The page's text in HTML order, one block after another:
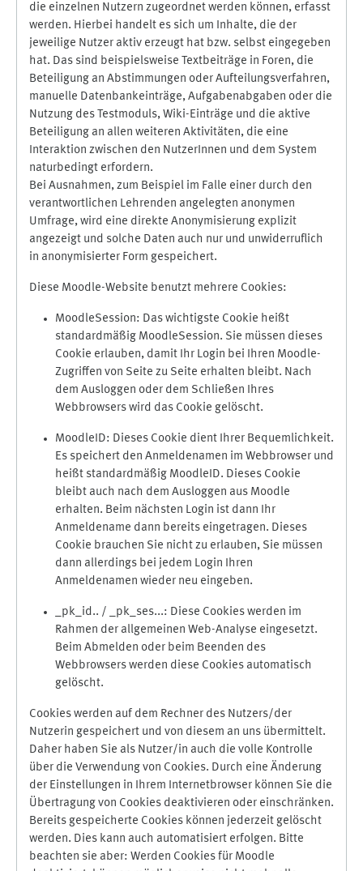
die einzelnen Nutzern zugeordnet werden können, erfasst
werden. Hierbei handelt es sich um Inhalte, die der
jeweilige Nutzer aktiv erzeugt hat bzw. selbst eingegeben
hat. Das sind beispielsweise Textbeiträge in Foren, die
Beteiligung an Abstimmungen oder Aufteilungsverfahren,
manuelle Datenbankeinträge, Aufgabenabgaben oder die
Nutzung des Testmoduls, Wiki-Einträge und die aktive
Beteiligung an allen weiteren Aktivitäten, die eine
Interaktion zwischen den NutzerInnen und dem System
naturbedingt erfordern.
Bei Ausnahmen, zum Beispiel im Falle einer durch den
verantwortlichen Lehrenden angelegten anonymen
Umfrage, wird eine direkte Anonymisierung explizit
angezeigt und solche Daten auch nur und unwiderruflich
in anonymisierter Form gespeichert.
Diese Moodle-Website benutzt mehrere Cookies:
MoodleSession: Das wichtigste Cookie heißt
standardmäßig MoodleSession. Sie müssen dieses
Cookie erlauben, damit Ihr Login bei Ihren Moodle-
Zugriffen von Seite zu Seite erhalten bleibt. Nach
dem Ausloggen oder dem Schließen Ihres
Webbrowsers wird das Cookie gelöscht.
MoodleID: Dieses Cookie dient Ihrer Bequemlichkeit.
Es speichert den Anmeldenamen im Webbrowser und
heißt standardmäßig MoodleID. Dieses Cookie
bleibt auch nach dem Ausloggen aus Moodle
erhalten. Beim nächsten Login ist dann Ihr
Anmeldename dann bereits eingetragen. Dieses
Cookie brauchen Sie nicht zu erlauben, Sie müssen
dann allerdings bei jedem Login Ihren
Anmeldenamen wieder neu eingeben.
_pk_id.. / _pk_ses...: Diese Cookies werden im
Rahmen der allgemeinen Web-Analyse eingesetzt.
Beim Abmelden oder beim Beenden des
Webbrowsers werden diese Cookies automatisch
gelöscht.
Cookies werden auf dem Rechner des Nutzers/der
Nutzerin gespeichert und von diesem an uns übermittelt.
Daher haben Sie als Nutzer/in auch die volle Kontrolle
über die Verwendung von Cookies. Durch eine Änderung
der Einstellungen in Ihrem Internetbrowser können Sie die
Übertragung von Cookies deaktivieren oder einschränken.
Bereits gespeicherte Cookies können jederzeit gelöscht
werden. Dies kann auch automatisiert erfolgen. Bitte
beachten sie aber: Werden Cookies für Moodle